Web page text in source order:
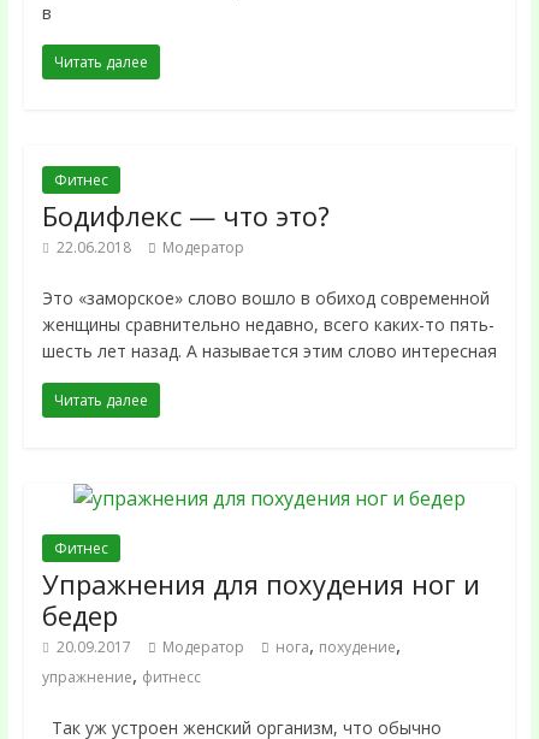
в
Читать далее
Фитнес
Бодифлекс — что это?
22.06.2018 Модератор
Это «заморское» слово вошло в обиход современной
женщины сравнительно недавно, всего каких-то пять-
шесть лет назад. А называется этим слово интересная
Читать далее
Фитнес
Упражнения для похудения ног и
бедер
20.09.2017 Модератор нога, похудение,
упражнение, фитнесс
Так уж устроен женский организм, что обычно